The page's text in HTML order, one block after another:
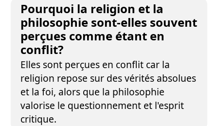
Pourquoi la religion et la
philosophie sont-elles souvent
perçues comme étant en
conflit?
Elles sont perçues en conflit car la
religion repose sur des vérités absolues
et la foi, alors que la philosophie
valorise le questionnement et l'esprit
critique.